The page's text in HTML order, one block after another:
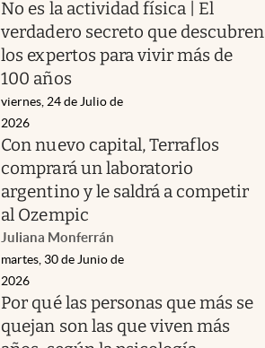
No es la actividad física | El
verdadero secreto que descubren
los expertos para vivir más de
100 años
viernes, 24 de Julio de
2026
Con nuevo capital, Terraflos
comprará un laboratorio
argentino y le saldrá a competir
al Ozempic
Juliana Monferrán
martes, 30 de Junio de
2026
Por qué las personas que más se
quejan son las que viven más